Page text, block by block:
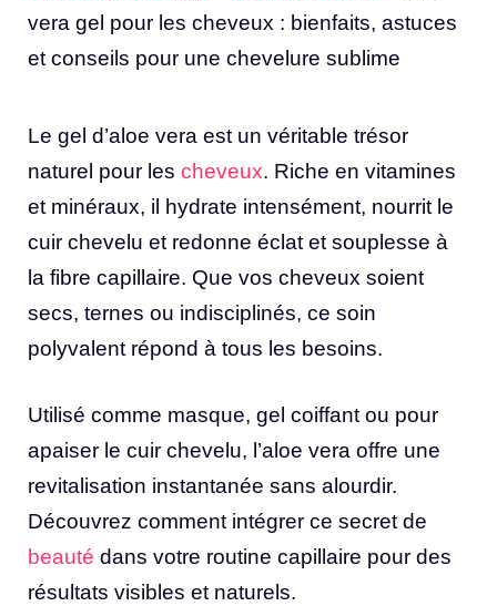
vera gel pour les cheveux : bienfaits, astuces
et conseils pour une chevelure sublime
Le gel d’aloe vera est un véritable trésor
naturel pour les cheveux. Riche en vitamines
et minéraux, il hydrate intensément, nourrit le
cuir chevelu et redonne éclat et souplesse à
la fibre capillaire. Que vos cheveux soient
secs, ternes ou indisciplinés, ce soin
polyvalent répond à tous les besoins.
Utilisé comme masque, gel coiffant ou pour
apaiser le cuir chevelu, l’aloe vera offre une
revitalisation instantanée sans alourdir.
Découvrez comment intégrer ce secret de
beauté dans votre routine capillaire pour des
résultats visibles et naturels.